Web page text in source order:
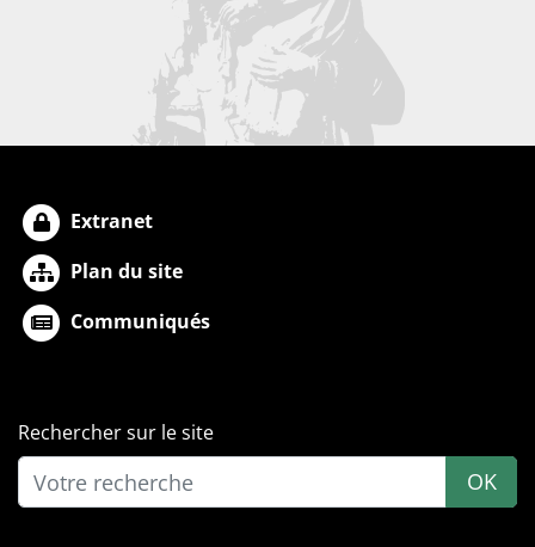
Extranet
Plan du site
Communiqués
Rechercher sur le site
OK